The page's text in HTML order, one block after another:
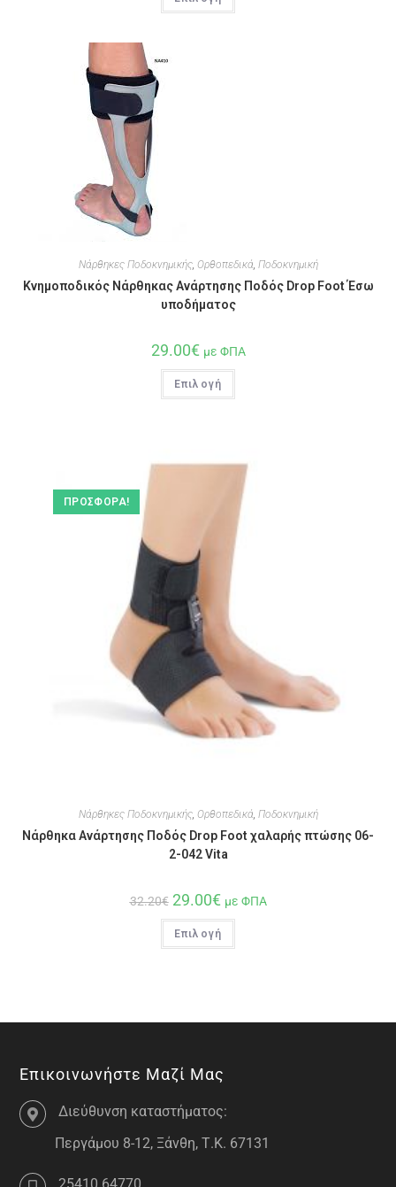
Νάρθηκες Ποδοκνημικής, Ορθοπεδικά, Ποδοκνημική
Κνημοποδικός Νάρθηκας Ανάρτησης Ποδός Drop Foot Έσω
υποδήματος
29.00€ με ΦΠΑ
Επιλογή
ΠΡΟΣΦΟΡΆ!
Νάρθηκες Ποδοκνημικής, Ορθοπεδικά, Ποδοκνημική
Νάρθηκα Ανάρτησης Ποδός Drop Foot χαλαρής πτώσης 06-
2-042 Vita
32.20€ 29.00€ με ΦΠΑ
Επιλογή
Επικοινωνήστε Μαζί Μας
Διεύθυνση καταστήματος:
Περγάμου 8-12, Ξάνθη, Τ.Κ. 67131
25410 64770